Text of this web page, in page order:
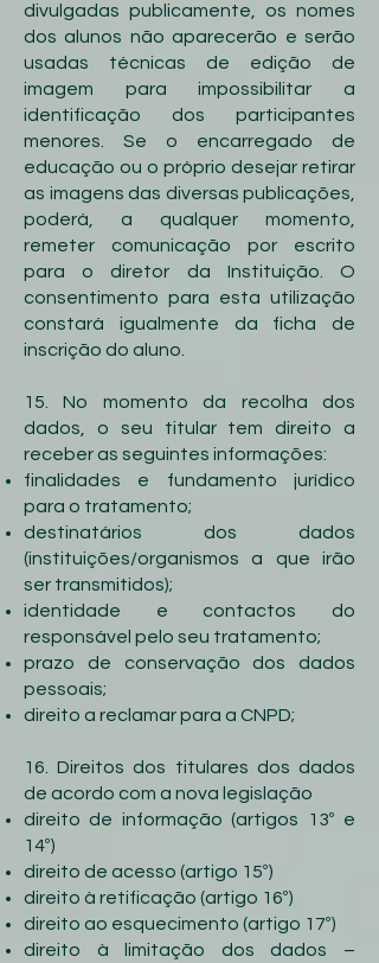
divulgadas publicamente, os nomes
dos alunos não aparecerão e serão
usadas técnicas de edição de
imagem para impossibilitar a
identificação dos participantes
menores. Se o encarregado de
educação ou o próprio desejar retirar
as imagens das diversas publicações,
poderá, a qualquer momento,
remeter comunicação por escrito
para o diretor da Instituição. O
consentimento para esta utilização
constará igualmente da ficha de
inscrição do aluno.
15. No momento da recolha dos
dados, o seu titular tem direito a
receber as seguintes informações:
finalidades e fundamento jurídico
para o tratamento;
destinatários dos dados
(instituições/organismos a que irão
ser transmitidos);
identidade e contactos do
responsável pelo seu tratamento;
prazo de conservação dos dados
pessoais;
direito a reclamar para a CNPD;
16. Direitos dos titulares dos dados
de acordo com a nova legislação
direito de informação (artigos 13º e
14º)
direito de acesso (artigo 15º)
direito à retificação (artigo 16º)
direito ao esquecimento (artigo 17º)
direito à limitação dos dados –